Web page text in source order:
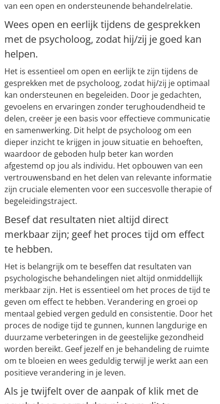
van een open en ondersteunende behandelrelatie.
Wees open en eerlijk tijdens de gesprekken
met de psycholoog, zodat hij/zij je goed kan
helpen.
Het is essentieel om open en eerlijk te zijn tijdens de
gesprekken met de psycholoog, zodat hij/zij je optimaal
kan ondersteunen en begeleiden. Door je gedachten,
gevoelens en ervaringen zonder terughoudendheid te
delen, creëer je een basis voor effectieve communicatie
en samenwerking. Dit helpt de psycholoog om een
dieper inzicht te krijgen in jouw situatie en behoeften,
waardoor de geboden hulp beter kan worden
afgestemd op jou als individu. Het opbouwen van een
vertrouwensband en het delen van relevante informatie
zijn cruciale elementen voor een succesvolle therapie of
begeleidingstraject.
Besef dat resultaten niet altijd direct
merkbaar zijn; geef het proces tijd om effect
te hebben.
Het is belangrijk om te beseffen dat resultaten van
psychologische behandelingen niet altijd onmiddellijk
merkbaar zijn. Het is essentieel om het proces de tijd te
geven om effect te hebben. Verandering en groei op
mentaal gebied vergen geduld en consistentie. Door het
proces de nodige tijd te gunnen, kunnen langdurige en
duurzame verbeteringen in de geestelijke gezondheid
worden bereikt. Geef jezelf en je behandeling de ruimte
om te bloeien en wees geduldig terwijl je werkt aan een
positieve verandering in je leven.
Als je twijfelt over de aanpak of klik met de